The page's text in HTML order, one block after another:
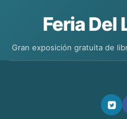
Feria Del
Gran exposición gratuita de